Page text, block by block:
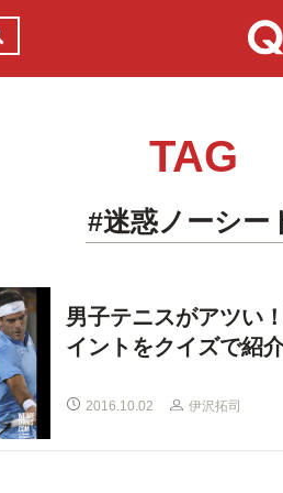
TAG
#迷惑ノーシー
男子テニスがアツい
イントをクイズで紹介
2016.10.02 伊沢拓司